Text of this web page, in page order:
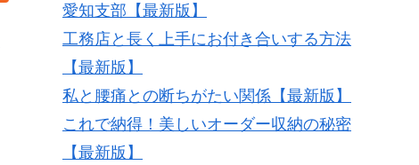
愛知支部【最新版】
工務店と長く上手にお付き合いする方法
【最新版】
私と腰痛との断ちがたい関係【最新版】
これで納得！美しいオーダー収納の秘密
【最新版】